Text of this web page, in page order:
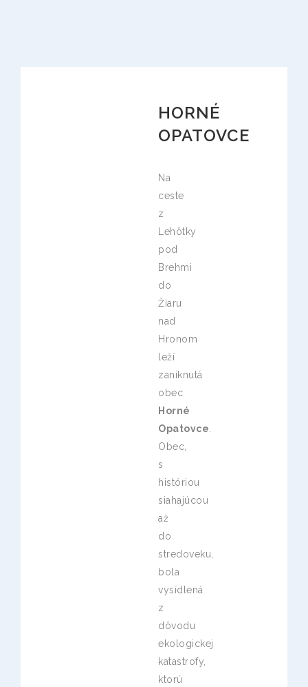
HORNÉ
OPATOVCE
Na
ceste
z
Lehôtky
pod
Brehmi
do
Žiaru
nad
Hronom
leží
zaniknutá
obec
Horné
Opatovce
Obec,
s
históriou
siahajúcou
až
do
stredoveku,
bola
vysídlená
z
dôvodu
ekologickej
katastrofy,
ktorú